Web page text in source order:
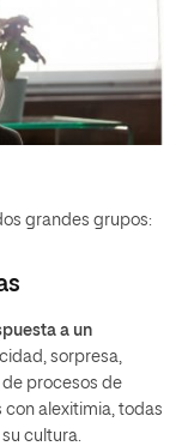
grandes grupos:
a un
sorpresa,
de procesos de
alexitimia, todas
cultura.